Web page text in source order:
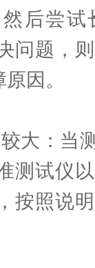
后尝
问题，
因。
：当测
测试仪
按照说